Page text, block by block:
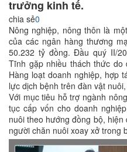
trưởng kinh tế.
chia sẻ0
Nông nghiệp, nông thôn là
của các ngân hàng thương
50.232 tỷ đồng. Đầu quý II/
Tĩnh gặp nhiều thách thức do
Hàng loạt doanh nghiệp, hợp
lực dịch bệnh trên đàn vật
Với mục tiêu hỗ trợ ngành
tục cấp vốn cho doanh
nuôi theo hướng đồng bộ,
người chăn nuôi xoay xở trong